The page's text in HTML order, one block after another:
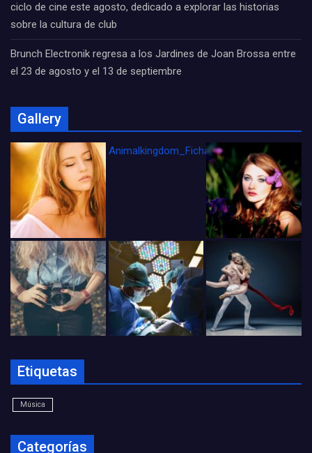
ciclo de cine este agosto, dedicado a explorar las historias
sobre la cultura de club
Brunch Electronik regresa a los Jardines de Joan Brossa entre
el 23 de agosto y el 13 de septiembre
Gallery
Animalkingdom_FichaCine
Etiquetas
Música
Categorías